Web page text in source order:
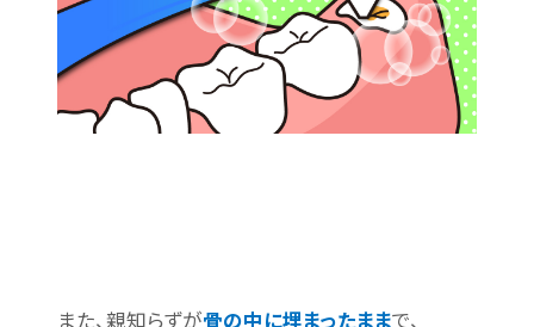
また、親知らずが骨の中に埋まったままで、